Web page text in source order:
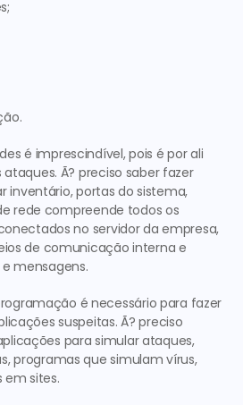
é imprescindível, pois é por ali
Ã? preciso saber fazer
inventário, portas do sistema,
rede compreende todos os
no servidor da empresa,
de comunicação interna e
mensagens.
é necessário para fazer
suspeitas. Ã? preciso
para simular ataques,
programas que simulam vírus,
em sites.